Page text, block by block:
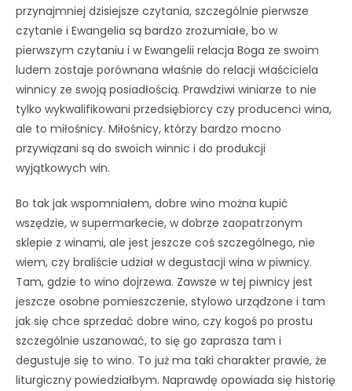
przynajmniej dzisiejsze czytania, szczególnie pierwsze
czytanie i Ewangelia są bardzo zrozumiałe, bo w
pierwszym czytaniu i w Ewangelii relacja Boga ze swoim
ludem zostaje porównana właśnie do relacji właściciela
winnicy ze swoją posiadłością. Prawdziwi winiarze to nie
tylko wykwalifikowani przedsiębiorcy czy producenci wina,
ale to miłośnicy. Miłośnicy, którzy bardzo mocno
przywiązani są do swoich winnic i do produkcji
wyjątkowych win.
Bo tak jak wspomniałem, dobre wino można kupić
wszędzie, w supermarkecie, w dobrze zaopatrzonym
sklepie z winami, ale jest jeszcze coś szczególnego, nie
wiem, czy braliście udział w degustacji wina w piwnicy.
Tam, gdzie to wino dojrzewa. Zawsze w tej piwnicy jest
jeszcze osobne pomieszczenie, stylowo urządzone i tam
jak się chce sprzedać dobre wino, czy kogoś po prostu
szczególnie uszanować, to się go zaprasza tam i
degustuje się to wino. To już ma taki charakter prawie, że
liturgiczny powiedziałbym. Naprawdę opowiada się historię